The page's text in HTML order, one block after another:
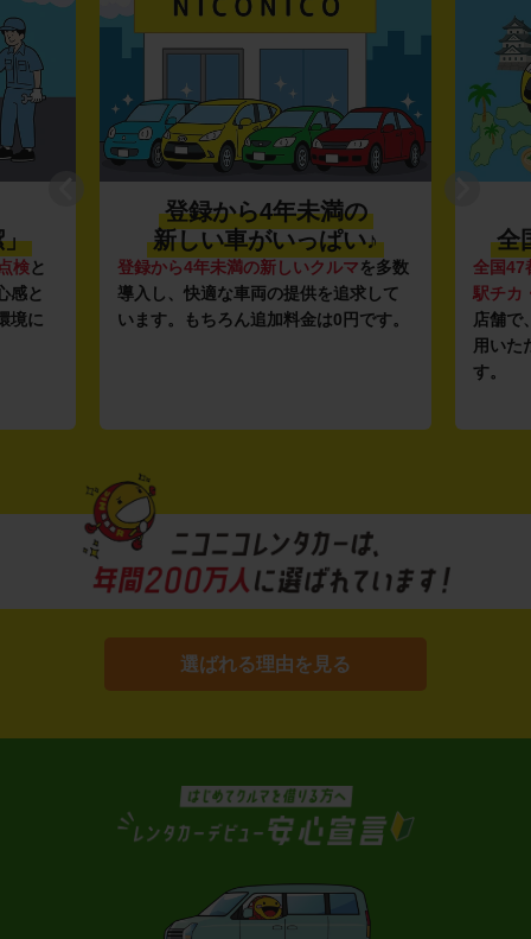
」
検と
感と
境に
登録から4年未満の
新しい車がいっぱい♪
登録から4年未満の新しいクルマを多数
導入し、快適な車両の提供を追求して
います。もちろん追加料金は0円です。
全
全国47
駅チカ
店舗で
用いた
す。
選ばれる理由を見る